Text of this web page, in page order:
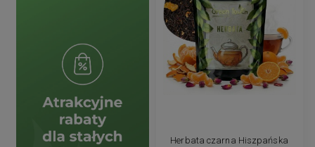
Herbata czarna Hiszpańska